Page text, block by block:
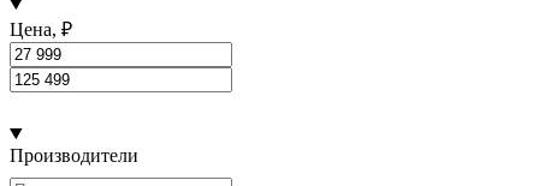
Цена, ₽
Производители